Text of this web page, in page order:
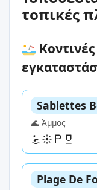
τοπικές
Sablettes
🌊 Άμμος
Plage De